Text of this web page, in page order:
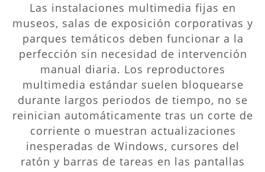
Las instalaciones multimedia fijas en
museos, salas de exposición corporativas y
parques temáticos deben funcionar a la
perfección sin necesidad de intervención
manual diaria. Los reproductores
multimedia estándar suelen bloquearse
durante largos periodos de tiempo, no se
reinician automáticamente tras un corte de
corriente o muestran actualizaciones
inesperadas de Windows, cursores del
ratón y barras de tareas en las pantallas